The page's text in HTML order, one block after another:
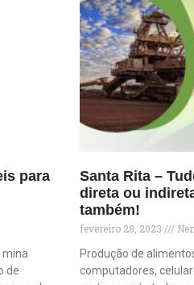
para
mina
de
Santa Rita –
direta ou
também!
fevereiro 28, 2023
Produção de
computadores,